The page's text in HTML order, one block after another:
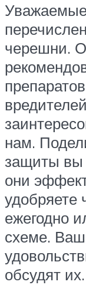
Уважаемые
черешни.
нам.
защиты вы
они
удобряете
ежегодно
схеме.
обсудят их.